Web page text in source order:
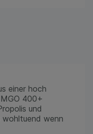
einer hoch
400+
und
wohltuend wenn